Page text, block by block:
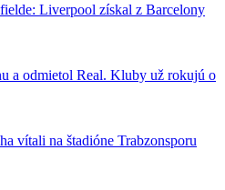
Liverpool získal z Barcelony
a odmietol Real. Kluby už rokujú o
vítali na štadióne Trabzonsporu